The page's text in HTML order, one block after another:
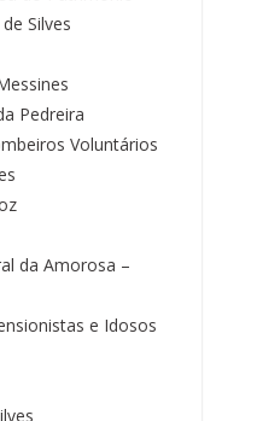
Silves
Pedreira
Voluntários
da Amorosa –
e Idosos